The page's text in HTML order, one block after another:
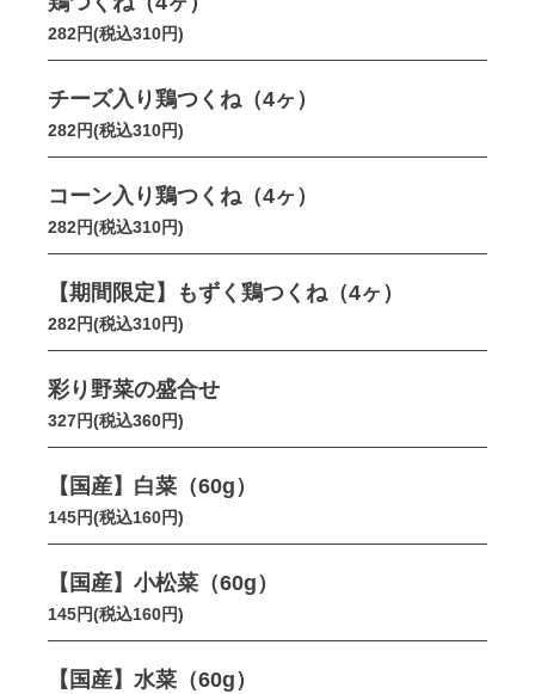
282円(税込310円)
チーズ入り鶏つくね（4ヶ）
282円(税込310円)
コーン入り鶏つくね（4ヶ）
282円(税込310円)
【期間限定】もずく鶏つくね（4ヶ）
282円(税込310円)
彩り野菜の盛合せ
327円(税込360円)
【国産】白菜（60g）
145円(税込160円)
【国産】小松菜（60g）
145円(税込160円)
【国産】水菜（60g）